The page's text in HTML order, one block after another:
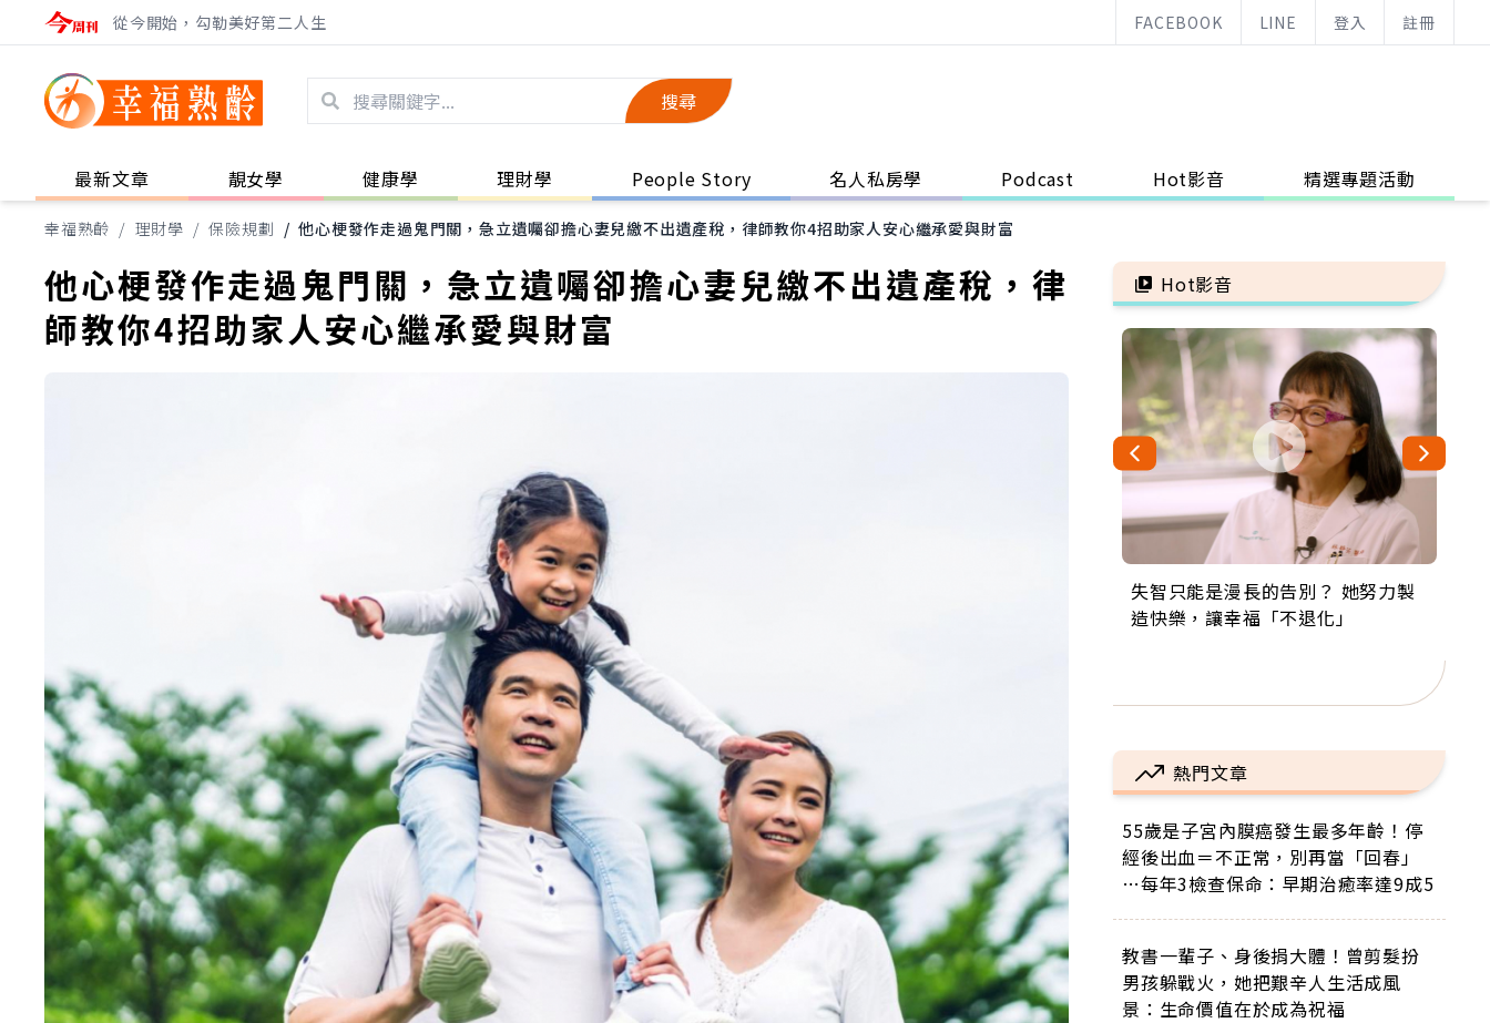
從今開始，勾勒美好第二人生 FACEBOOK LINE 登入 註冊
搜尋
最新文章 靚女學 健康學 理財學 People Story 名人私房學 Podcast Hot影音 精選專題活動
幸福熟齡 / 理財學 / 保險規劃 / 他心梗發作走過鬼門關，急立遺囑卻擔心妻兒繳不出遺產稅，律師教你4招助家人安心繼承愛與財富
他心梗發作走過鬼門關，急立遺囑卻擔心妻兒繳不出遺產稅，律
師教你4招助家人安心繼承愛與財富
Hot影音
失智只能是漫長的告別？ 她努力製
造快樂，讓幸福「不退化」
來自剛果的巧克力神父 為台灣奉獻
36年 「台灣是我的家，我連作夢都
63歲卸矽谷副總、搬回台灣找快
樂！「蛋黃哥小丑」走進安養院，
104歲打破金氏世界紀錄 成為全球
最年長羽球選手，分享長壽的秘密
事業巔峰他選擇追夢…黑手阿伯拉
小提琴還登上小巨蛋！連CNN都大
熱門文章
55歲是子宮內膜癌發生最多年齡！停
經後出血＝不正常，別再當「回春」
…每年3檢查保命：早期治癒率達9成5
教書一輩子、身後捐大體！曾剪髮扮
男孩躲戰火，她把艱辛人生活成風
景：生命價值在於成為祝福